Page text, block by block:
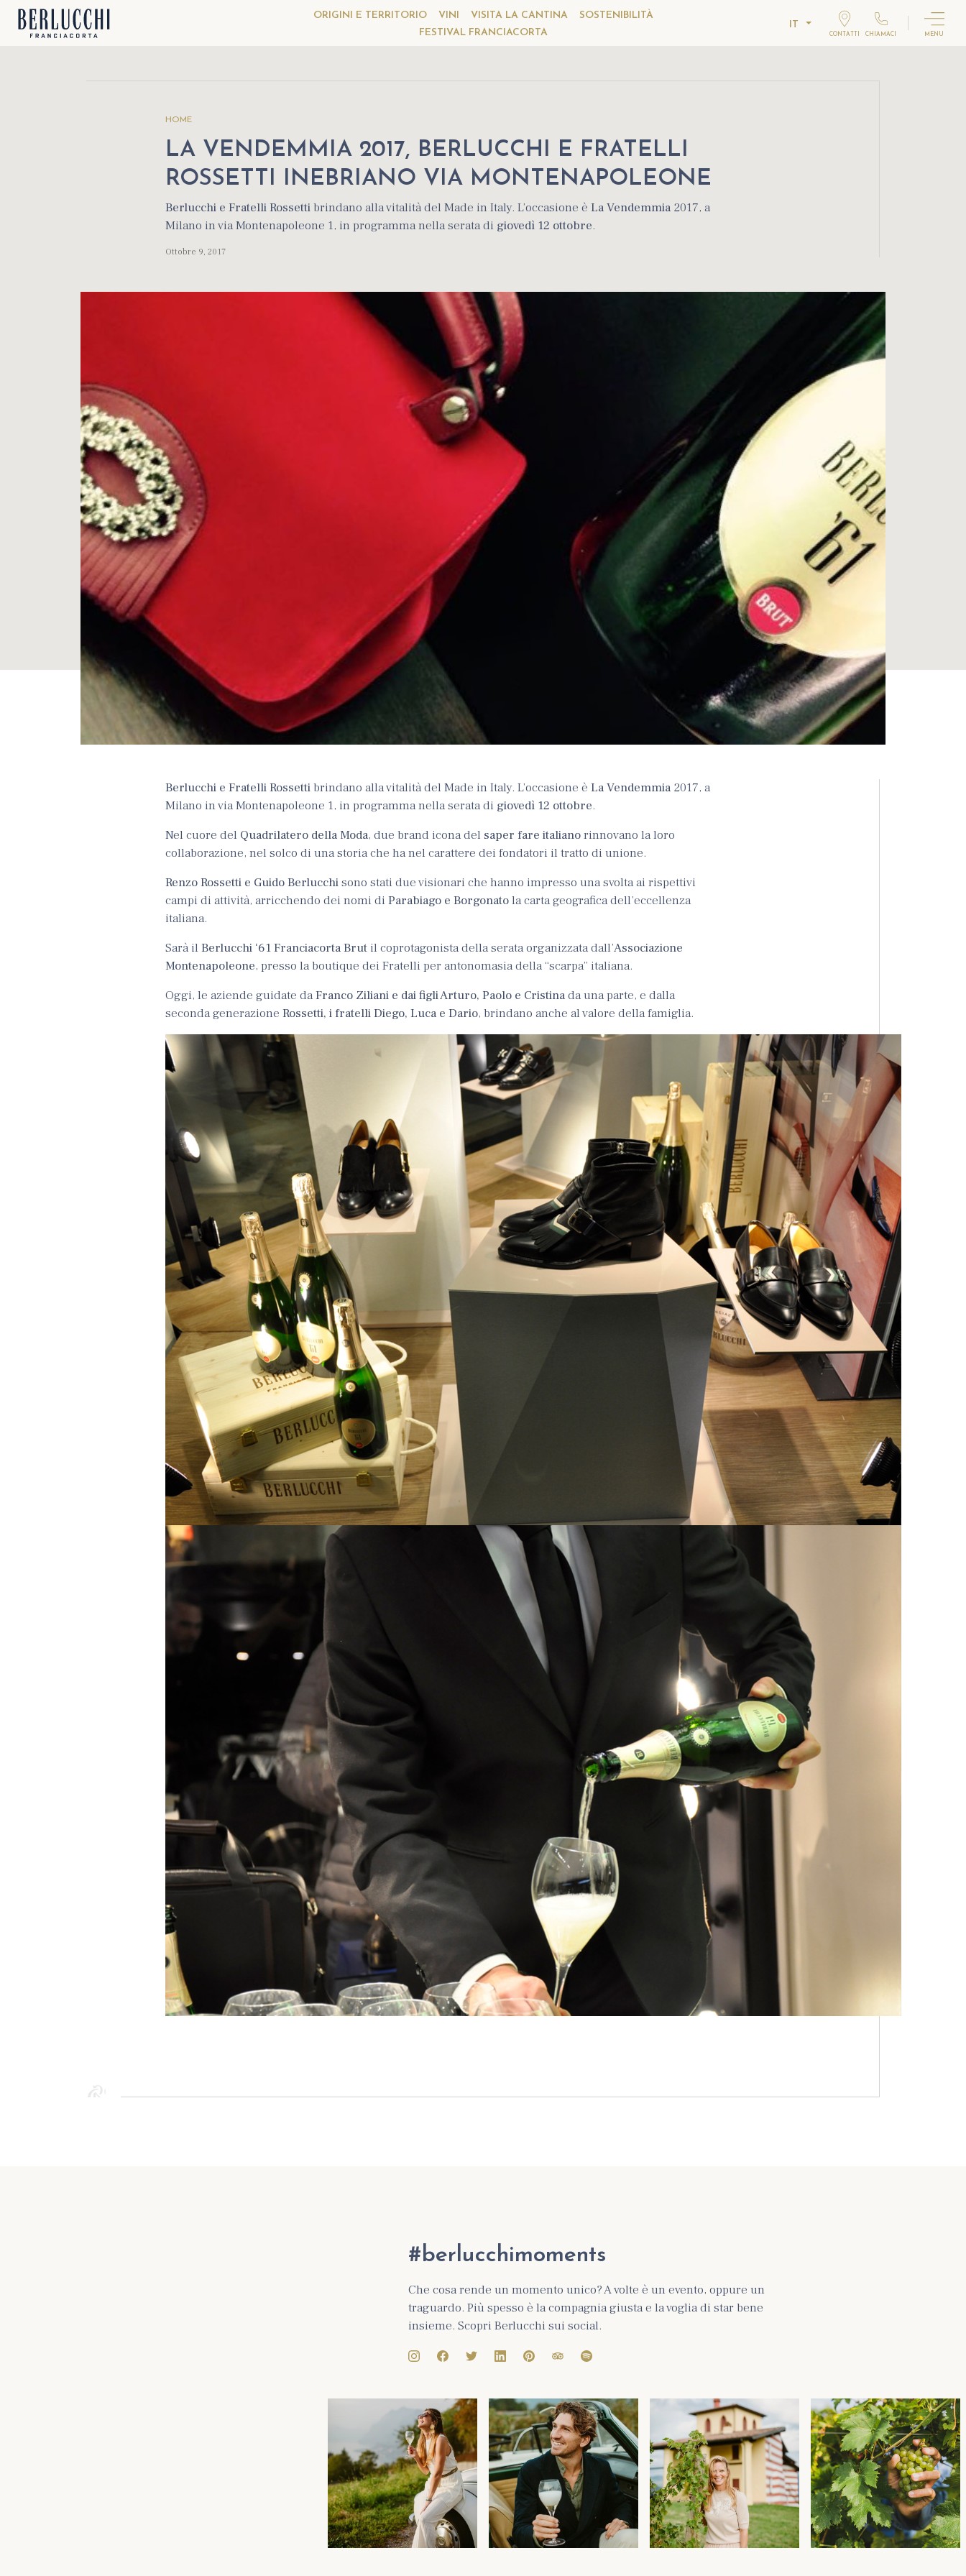
ORIGINI E TERRITORIO VINI VISITA LA CANTINA
SOSTENIBILITÀ
FESTIVAL FRANCIACORTA
IT
CONTATTI CHIAMACI MENU
HOME
LA VENDEMMIA 2017, BERLUCCHI E FRATELLI
ROSSETTI INEBRIANO VIA MONTENAPOLEONE
Berlucchi e Fratelli Rossettibrindano alla vitalità del Made in Italy. L’occasione èLaVendemmia 2017, a
Milano in via Montenapoleone 1, in programma nella serata di giovedì 12 ottobre.
Ottobre 9, 2017
Berlucchi e Fratelli Rossettibrindano alla vitalità del Made in Italy. L’occasione èLaVendemmia 2017, a
Milano in via Montenapoleone 1, in programma nella serata di giovedì 12 ottobre.
Nel cuore del Quadrilatero della Moda, due brand icona del saper fare italianorinnovano la loro
collaborazione, nel solco di una storia che ha nel carattere dei fondatori il tratto di unione.
Renzo Rossetti e Guido Berlucchisono stati due visionari che hanno impresso una svolta ai rispettivi
campi di attività, arricchendo dei nomi diParabiago e Borgonatola carta geografica dell’eccellenza
italiana.
Sarà ilBerlucchi ‘61 Franciacorta Brut il coprotagonista della serata organizzata dall’Associazione
Montenapoleone, presso la boutique dei Fratelli per antonomasia della “scarpa” italiana.
Oggi, le aziende guidate daFranco Ziliani e dai figli Arturo, Paolo e Cristinada una parte, e dalla
seconda generazioneRossetti, i fratelli Diego, Luca e Dario, brindano anche al valore della famiglia.
#berlucchimoments
Che cosa rende un momento unico? A volte è un evento, oppure un
traguardo. Più spesso è la compagnia giusta e la voglia di star bene
insieme. Scopri Berlucchi sui social.